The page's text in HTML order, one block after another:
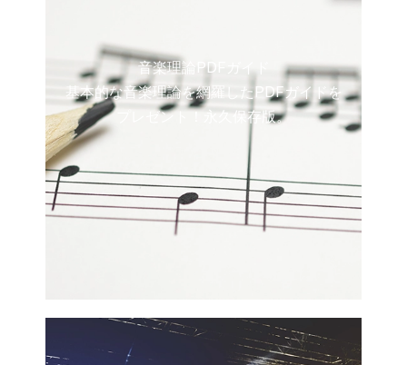
音楽理論PDFガイド
基本的な音楽理論を網羅したPDFガイドを
プレゼント！永久保存版。